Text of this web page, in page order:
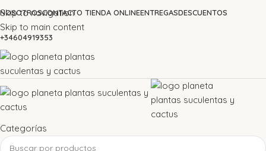
Skip to navigation
Skip to main content
NOSOTROSCONTACTO TIENDA ONLINEENTREGASDESCUENTOS
+34604919353
Categorías